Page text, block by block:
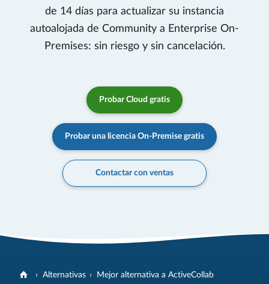
de 14 días para actualizar su instancia
autoalojada de Community a Enterprise On-
Premises: sin riesgo y sin cancelación.
Probar Cloud gratis
Probar una licencia On-Premise gratis
Contactar con ventas
Alternativas Mejor alternativa a ActiveCollab